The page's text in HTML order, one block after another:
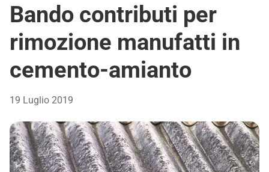
Bando contributi per
rimozione manufatti in
cemento-amianto
19 Luglio 2019